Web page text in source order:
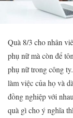
Quà 8/3 cho nhân
phụ nữ mà còn để
phụ nữ trong công
làm việc của họ và
đồng nghiệp với
quà gì cho ý nghĩa